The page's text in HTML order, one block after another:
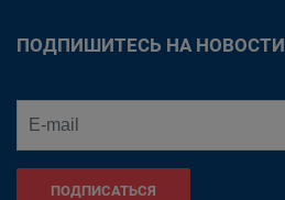
ПОДПИШИТЕСЬ НА НОВОСТИ
ПОДПИСАТЬСЯ